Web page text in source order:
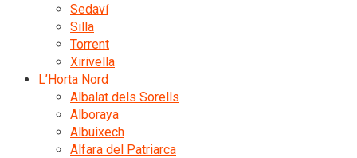
Sedaví
Silla
Torrent
Xirivella
L’Horta Nord
Albalat dels Sorells
Alboraya
Albuixech
Alfara del Patriarca